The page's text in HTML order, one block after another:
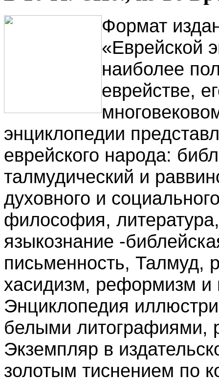
Формат
«Еврейской
наиболее
еврействе,
энциклопедии
еврейского народа:
талмудический и
духовного и
философия,
языкознание -
письменность, Талмуд,
хасидизм, реформизм и
Энциклопедия
белыми литографиями,
Экземпляр в
золотым тиснением по